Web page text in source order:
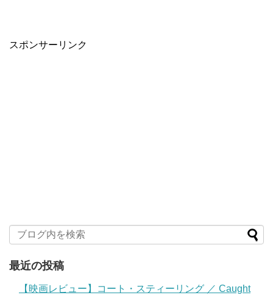
スポンサーリンク
最近の投稿
【映画レビュー】コート・スティーリング ／ Caught